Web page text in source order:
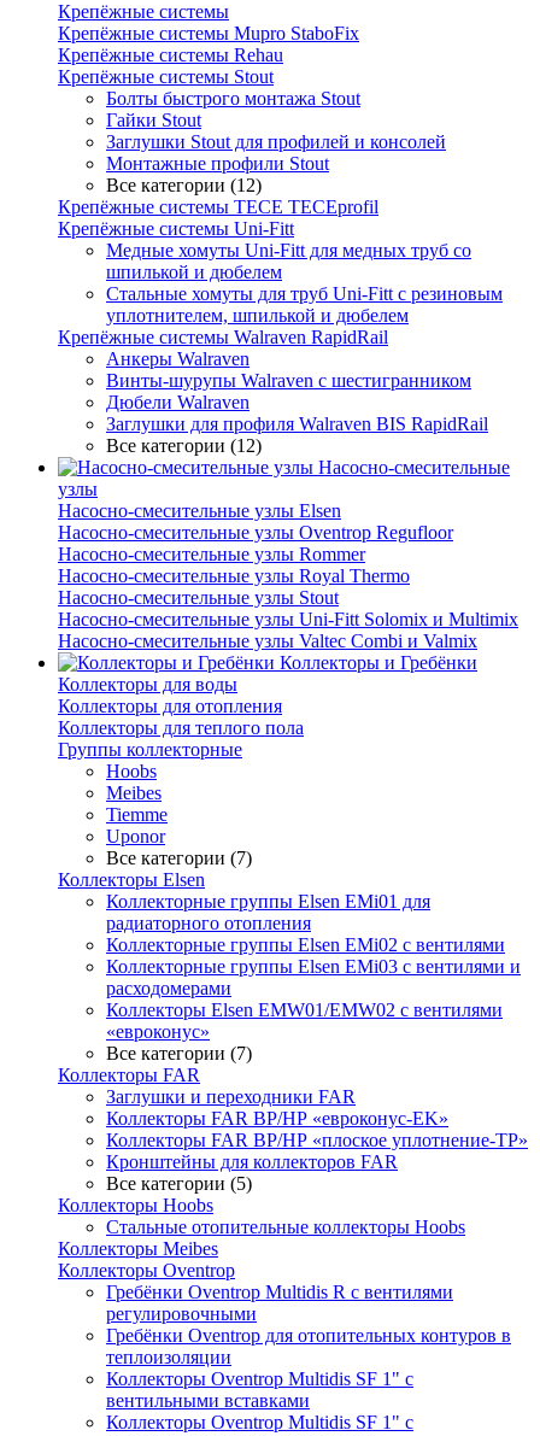
Крепёжные системы
Крепёжные системы Mupro StaboFix
Крепёжные системы Rehau
Крепёжные системы Stout
Болты быстрого монтажа Stout
Гайки Stout
Заглушки Stout для профилей и консолей
Монтажные профили Stout
Все категории (12)
Крепёжные системы TECE TECEprofil
Крепёжные системы Uni-Fitt
Медные хомуты Uni-Fitt для медных труб со
шпилькой и дюбелем
Стальные хомуты для труб Uni-Fitt с резиновым
уплотнителем, шпилькой и дюбелем
Крепёжные системы Walraven RapidRail
Анкеры Walraven
Винты-шурупы Walraven с шестигранником
Дюбели Walraven
Заглушки для профиля Walraven BIS RapidRail
Все категории (12)
Насосно-смесительные
узлы
Насосно-смесительные узлы Elsen
Насосно-смесительные узлы Oventrop Regufloor
Насосно-смесительные узлы Rommer
Насосно-смесительные узлы Royal Thermo
Насосно-смесительные узлы Stout
Насосно-смесительные узлы Uni-Fitt Solomix и Multimix
Насосно-смесительные узлы Valtec Combi и Valmix
Коллекторы и Гребёнки
Коллекторы для воды
Коллекторы для отопления
Коллекторы для теплого пола
Группы коллекторные
Hoobs
Meibes
Tiemme
Uponor
Все категории (7)
Коллекторы Elsen
Коллекторные группы Elsen EMi01 для
радиаторного отопления
Коллекторные группы Elsen EMi02 с вентилями
Коллекторные группы Elsen EMi03 с вентилями и
расходомерами
Коллекторы Elsen EMW01/EMW02 с вентилями
«евроконус»
Все категории (7)
Коллекторы FAR
Заглушки и переходники FAR
Коллекторы FAR ВР/НР «евроконус-EK»
Коллекторы FAR ВР/НР «плоское уплотнение-TP»
Кронштейны для коллекторов FAR
Все категории (5)
Коллекторы Hoobs
Стальные отопительные коллекторы Hoobs
Коллекторы Meibes
Коллекторы Oventrop
Гребёнки Oventrop Multidis R с вентилями
регулировочными
Гребёнки Oventrop для отопительных контуров в
теплоизоляции
Коллекторы Oventrop Multidis SF 1" с
вентильными вставками
Коллекторы Oventrop Multidis SF 1" с